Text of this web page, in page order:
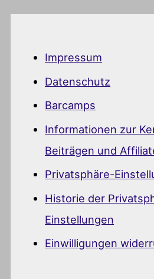
Impressum
Datenschutz
Barcamps
Informationen zur
Beiträgen und
Privatsphäre-
Historie der
Einstellungen
Einwilligungen